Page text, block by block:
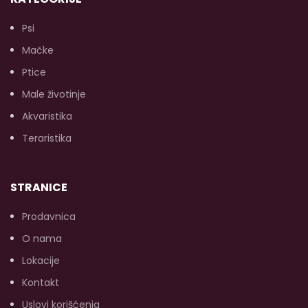
Psi
Mačke
Ptice
Male životinje
Akvaristika
Teraristika
STRANICE
Prodavnica
O nama
Lokacije
Kontakt
Uslovi korišćenja